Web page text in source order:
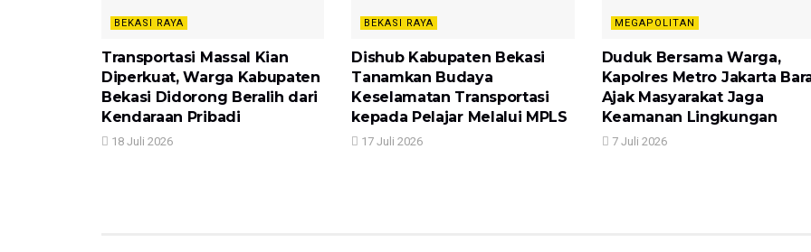
BEKASI RAYA
Transportasi Massal Kian
Diperkuat, Warga Kabupaten
Bekasi Didorong Beralih dari
Kendaraan Pribadi
18 Juli 2026
BEKASI RAYA
Dishub Kabupaten Bekasi
Tanamkan Budaya
Keselamatan Transportasi
kepada Pelajar Melalui MPLS
17 Juli 2026
MEGAPOLITAN
Duduk Bersama Warga,
Kapolres Metro Jakarta
Ajak Masyarakat Jaga
Keamanan Lingkungan
7 Juli 2026